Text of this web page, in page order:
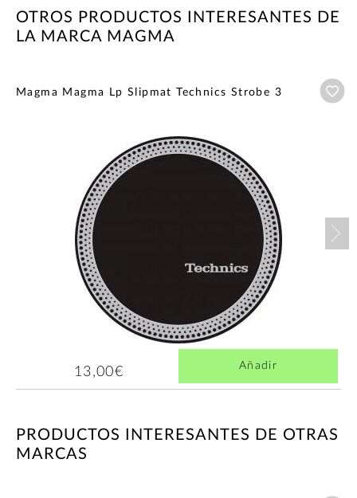
OTROS PRODUCTOS INTERESANTES DE
LA MARCA MAGMA
Magma Magma Lp Slipmat Technics Strobe 3
13,00€ Añadir
PRODUCTOS INTERESANTES DE OTRAS
MARCAS